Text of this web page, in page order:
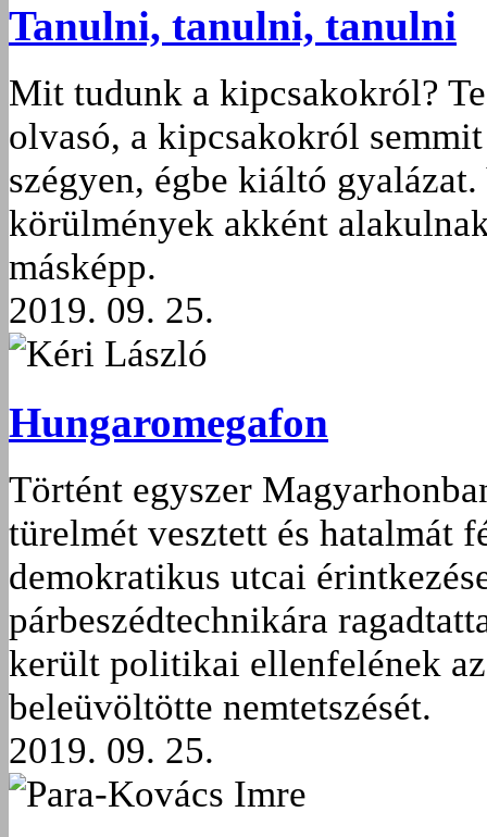
Tanulni, tanulni, tanulni
Mit tudunk a kipcsakokról?
olvasó, a kipcsakokról
szégyen, égbe kiáltó
körülmények akként
másképp.
2019. 09. 25.
Kéri László
Hungaromegafon
Történt egyszer
türelmét vesztett és hatalmát
demokratikus utcai
párbeszédtechnikára
került politikai ellenfelének
beleüvöltötte nemtetszését.
2019. 09. 25.
Para-Kovács Imre